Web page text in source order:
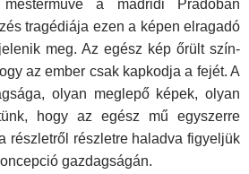
a madridi Pradóban
tragédiája ezen a képen elragadó
meg. Az egész kép őrült szín-
az ember csak kapkodja a fejét. A
olyan meglepő képek, olyan
hogy az egész mű egyszerre
részletről részletre haladva figyeljük
gazdagságán.